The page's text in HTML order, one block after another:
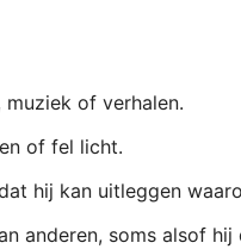
of verhalen.
of fel licht.
hij kan uitleggen
anderen, soms alsof